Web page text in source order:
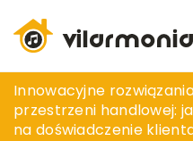
Jak prawidłowo
na działce –
prawne
Innowacyjne
przestrzeni handlowej:
na doświadczenie
Jakie korzyści niesie ze
kolorowych tekstyliów